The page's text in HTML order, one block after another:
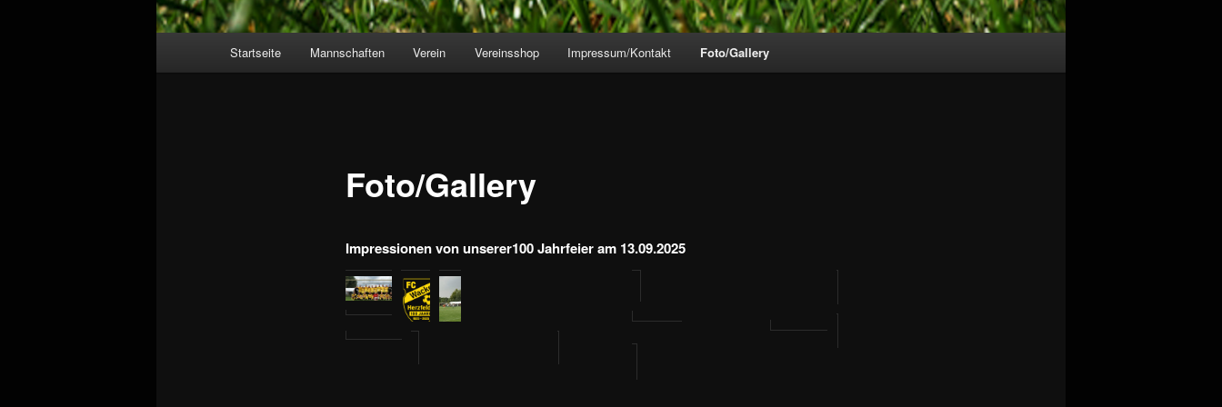
Startseite Mannschaften Verein Vereinsshop Impressum/Kontakt Foto/Gallery
Foto/Gallery
Impressionen von unserer100 Jahrfeier am 13.09.2025